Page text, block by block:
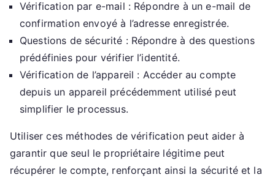
Vérification par e-mail : Répondre à un e-mail de
confirmation envoyé à l’adresse enregistrée.
Questions de sécurité : Répondre à des questions
prédéfinies pour vérifier l’identité.
Vérification de l’appareil : Accéder au compte
depuis un appareil précédemment utilisé peut
simplifier le processus.
Utiliser ces méthodes de vérification peut aider à
garantir que seul le propriétaire légitime peut
récupérer le compte, renforçant ainsi la sécurité et la